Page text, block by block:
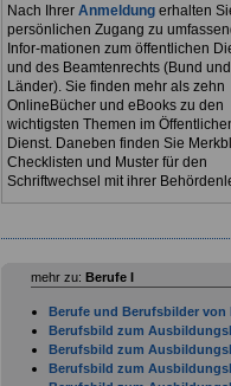
Nach Ihrer Anmeldungerhalten
persönlichen Zugang zu
Infor-mationen zum öffentlichen
und des Beamtenrechts (Bund und
Länder). Sie finden mehr als zehn
OnlineBücher und eBooks zu den
wichtigsten Themen im
Dienst. Daneben finden Sie
Checklisten und Muster für den
Schriftwechsel mit ihrer
mehr zu: Berufe I
Berufe und Berufsbilder von
Berufsbild zum
Berufsbild zum
Berufsbild zum